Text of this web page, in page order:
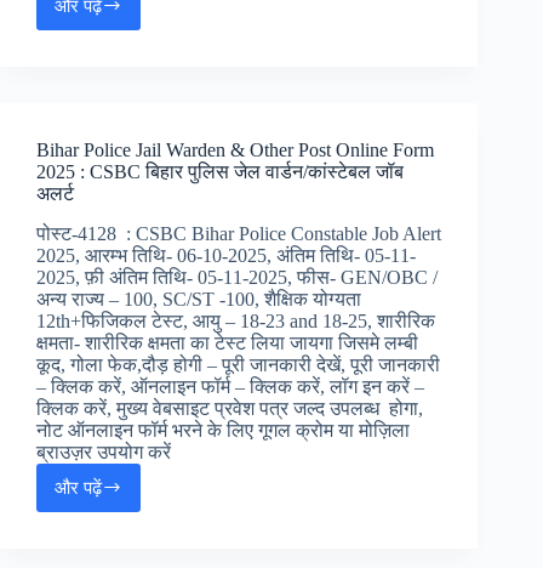
और पढ़ेंMPESB
SI
Online
2025
–
मध्य
प्रदेश
पुलिस
सूबेदार/
सब
इंस्पेक्टर
जॉब्स,
Bihar Police Jail Warden & Other Post Online Form
2025 : CSBC बिहार पुलिस जेल वार्डन/कांस्टेबल जॉब
अलर्ट
पोस्ट-4128 : CSBC Bihar Police Constable Job Alert
2025, आरम्भ तिथि- 06-10-2025, अंतिम तिथि- 05-11-
2025, फ़ी अंतिम तिथि- 05-11-2025, फीस- GEN/OBC /
अन्य राज्य – 100, SC/ST -100, शैक्षिक योग्यता
12th+फिजिकल टेस्ट, आयु – 18-23 and 18-25, शारीरिक
क्षमता- शारीरिक क्षमता का टेस्ट लिया जायगा जिसमे लम्बी
कूद, गोला फेक,दौड़ होगी – पूरी जानकारी देखें, पूरी जानकारी
– क्लिक करें, ऑनलाइन फॉर्म – क्लिक करें, लॉग इन करें –
क्लिक करें, मुख्य वेबसाइट प्रवेश पत्र जल्द उपलब्ध होगा,
नोट ऑनलाइन फॉर्म भरने के लिए गूगल क्रोम या मोज़िला
ब्राउज़र उपयोग करें
और पढ़ेंBihar
Police